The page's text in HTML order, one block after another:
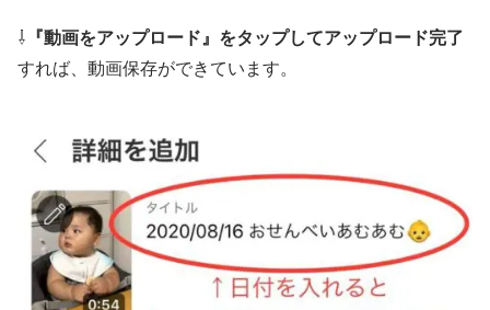
⇩ 『動画をアップロード』をタップしてアップロード完了
すれば、動画保存ができています。